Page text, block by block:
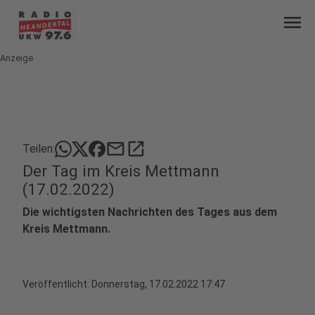
menu
Anzeige
Teilen: mailopen_in_new
Der Tag im Kreis Mettmann
(17.02.2022)
Die wichtigsten Nachrichten des Tages aus dem
Kreis Mettmann.
Veröffentlicht: Donnerstag, 17.02.2022 17:47